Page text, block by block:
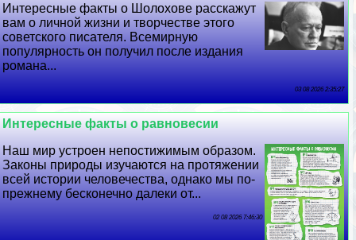
Интересные факты о Шолохове расскажут
вам о личной жизни и творчестве этого
советского писателя. Всемирную
популярность он получил после издания
романа...
03 08 2026 2:35:27
Интересные факты о равновесии
Наш мир устроен непостижимым образом.
Законы природы изучаются на протяжении
всей истории человечества, однако мы по-
прежнему бесконечно далеки от...
02 08 2026 7:46:30